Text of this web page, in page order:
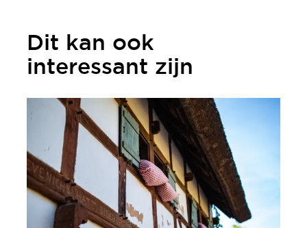
Dit kan ook
interessant zijn
meer informatie